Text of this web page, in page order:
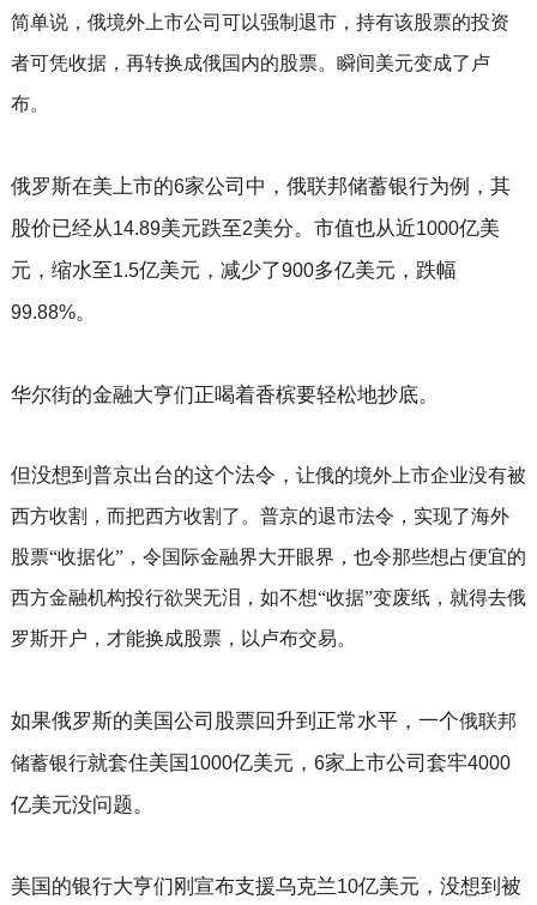
简单说，俄境外上市公司可以强制退市，持有该股票的投资
者可凭收据，再转换成俄国内的股票。 瞬间美元变成了卢
布。
俄罗斯在美上市的6家公司中，俄联邦储蓄银行为例，其
股价已经从14.89美元跌至2美分。市值也从近1000亿美
元，缩水至1.5亿美元，减少了900多亿美元，跌幅
99.88%。
华尔街的金融大亨们正喝着香槟要轻松地抄底。
但没想到普京出台的这个法令， 让俄的境外上市企业没有被
西方收割，而把西方收割了。 普京的退市法令，实现了海外
股票“收据化”，令国际金融界大开眼界，也令那些想占便宜的
西方金融机构投行欲哭无泪，如不想“收据”变废纸，就得去俄
罗斯开户，才能换成股票，以卢布交易。
如果俄罗斯的美国公司股票回升到正常水平，一个俄联邦
储蓄银行就套住美国1000亿美元， 6家上市公司套牢4000
亿美元没问题。
美国的银行大亨们刚宣布支援乌克兰10亿美元，没想到被